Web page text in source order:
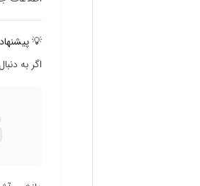
💡
اگر به دنبال